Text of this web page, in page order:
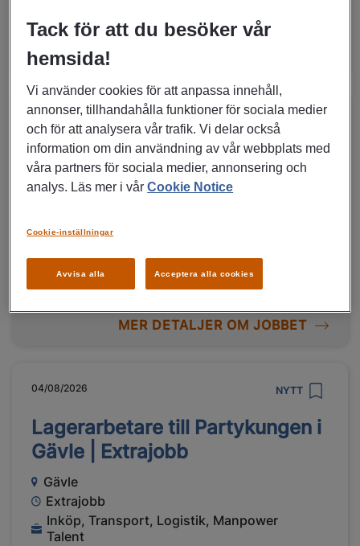
04/08/2026 NYTT
Ekonomiassistent/Ekonom till
konsultuppdrag i
Karlstad
Konsultuppdrag
Ekonomi, Finans, Försäkring
MER DETALJER OM JOBBET
04/08/2026 NYTT
Lagerarbetare till Partykungen i
Gävle | Extrajobb
Gävle
Extrajobb
Inköp, Transport, Logistik, Manpower
Talent
Tack för att du besöker vår
hemsida!
Vi använder cookies för att anpassa innehåll,
annonser, tillhandahålla funktioner för sociala medier
och för att analysera vår trafik. Vi delar också
information om din användning av vår webbplats med
våra partners för sociala medier, annonsering och
analys. Läs mer i vårCookie Notice
Avvisa alla Acceptera alla cookies
Cookie-inställningar